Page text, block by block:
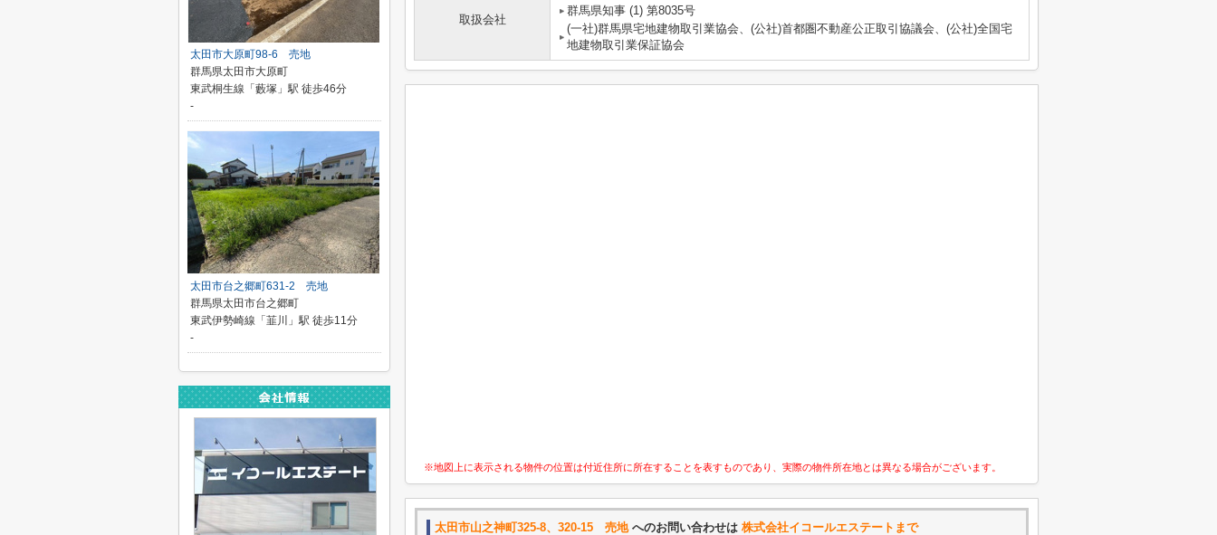
取扱会社
群馬県知事 (1) 第8035号
(一社)群馬県宅地建物取引業協会、(公社)首都圏不動産公正取引協議会、(公社)全国宅
地建物取引業保証協会
※地図上に表示される物件の位置は付近住所に所在することを表すものであり、実際の物件所在地とは異なる場合がございます。
太田市山之神町325-8、320-15 売地へのお問い合わせは 株式会社イコールエステートまで
太田市大原町98-6 売地
群馬県太田市大原町
東武桐生線「藪塚」駅 徒歩46分
-
太田市台之郷町631-2 売地
群馬県太田市台之郷町
東武伊勢崎線「韮川」駅 徒歩11分
-